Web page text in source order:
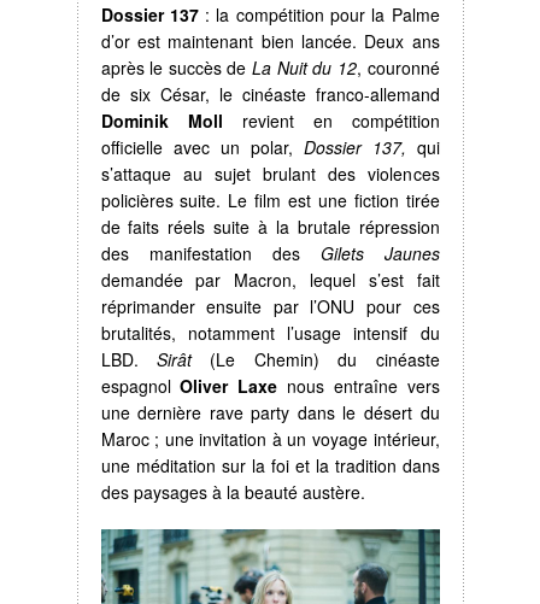
Dossier 137: la compétition pour la Palme
d’or est maintenant bien lancée. Deux ans
après le succès de La Nuit du 12, couronné
de six César, le cinéaste franco-allemand
Dominik Moll revient en compétition
officielle avec un polar, Dossier 137, qui
s’attaque au sujet brulant des violences
policières suite. Le film est une fiction tirée
de faits réels suite à la brutale répression
des manifestation des Gilets Jaunes
demandée par Macron, lequel s’est fait
réprimander ensuite par l’ONU pour ces
brutalités, notamment l’usage intensif du
LBD. Sirât(Le Chemin) du cinéaste
espagnolOliver Laxe nous entraîne vers
une dernière rave party dans le désert du
Maroc ; une invitation à un voyage intérieur,
une méditation sur la foi et la tradition dans
des paysages à la beauté austère.